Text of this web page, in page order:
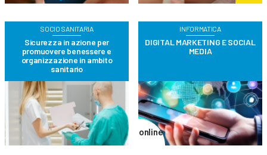
SOCIO SANITARIA
Sicurezza in azione per
promuovere benessere e
organizzazione in ambito
sanitario
INFORMATICA
DIGITAL MARKETING E SOCIAL
MEDIA
online